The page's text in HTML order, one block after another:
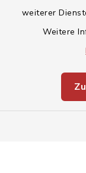
weiterer
Weitere